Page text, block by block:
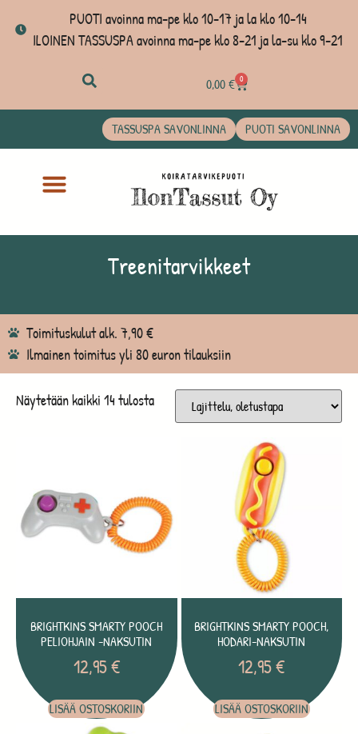
PUOTI avoinna ma-pe klo 10-17 ja la klo 10-14
ILOINEN TASSUSPA avoinna ma-pe klo 8-21 ja la-su klo 9-21
0,00€ 0
TASSUSPA SAVONLINNA PUOTI SAVONLINNA
Treenitarvikkeet
Toimituskulut alk. 7,90 €
Ilmainen toimitus yli 80 euron tilauksiin
Näytetään kaikki 14 tulosta
BRIGHTKINS SMARTY POOCH
PELIOHJAIN -NAKSUTIN
12,95€
LISÄÄ OSTOSKORIIN
BRIGHTKINS SMARTY POOCH,
HODARI-NAKSUTIN
12,95€
LISÄÄ OSTOSKORIIN